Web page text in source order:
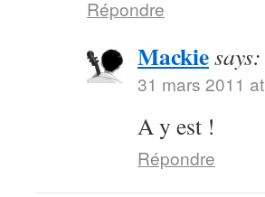
Répondre
Mackiesays:
31 mars 2011
A y est !
Répondre